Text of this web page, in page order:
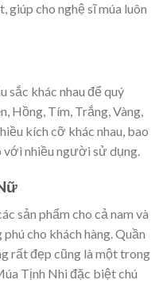
giúp cho nghệ sĩ múa luôn
sắc khác nhau để quý
Hồng, Tím, Trắng, Vàng,
kích cỡ khác nhau, bao
với nhiều người sử dụng.
sản phẩm cho cả nam và
cho khách hàng. Quần
rất đẹp cũng là một trong
Tịnh Nhi đặc biệt chú